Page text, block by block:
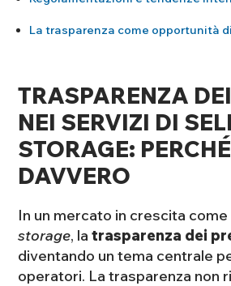
La trasparenza come opportunità
TRASPARENZA
NEI SERVIZI DI
STORAGE:
DAVVERO
In un mercato in crescita
storage, la trasparenza dei
diventando un tema centrale
operatori. La trasparenza non